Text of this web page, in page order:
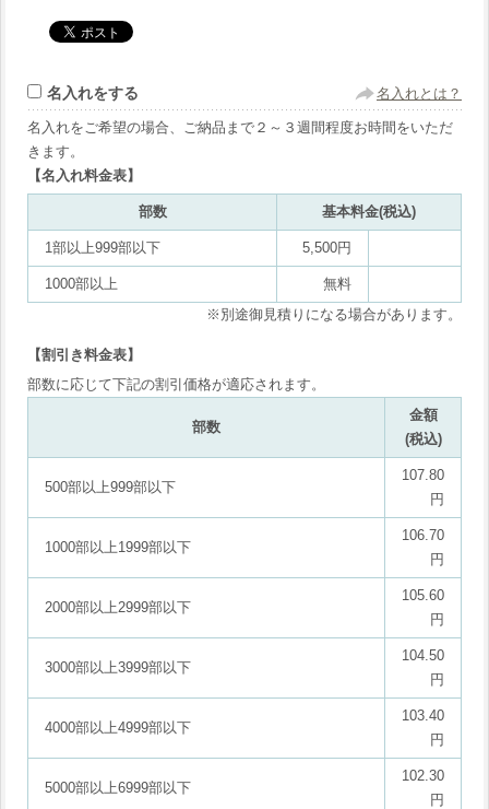
名入れをする 名入れとは？
名入れをご希望の場合、ご納品まで２～３週間程度お時間をいただ
きます。
【名入れ料金表】
部数 基本料金(税込)
1部以上999部以下 5,500円
1000部以上
無料
※別途御見積りになる場合があります。
【割引き料金表】
部数に応じて下記の割引価格が適応されます。
部数
金額
(税込)
500部以上999部以下
107.80
円
1000部以上1999部以下
106.70
円
2000部以上2999部以下
105.60
円
3000部以上3999部以下
104.50
円
4000部以上4999部以下
103.40
円
5000部以上6999部以下
102.30
円